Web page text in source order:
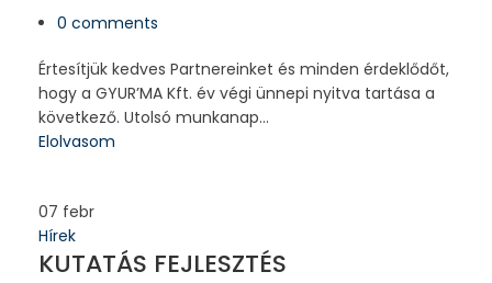
0 comments
Értesítjük kedves Partnereinket és minden érdeklődőt,
hogy a GYUR’MA Kft. év végi ünnepi nyitva tartása a
következő. Utolsó munkanap...
Elolvasom
07 febr
Hírek
KUTATÁS FEJLESZTÉS